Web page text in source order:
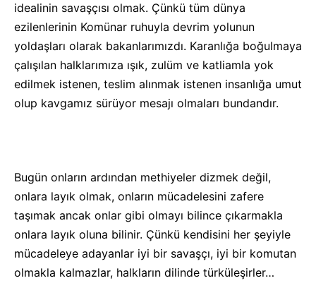
idealinin savaşçısı olmak. Çünkü tüm dünya
ezilenlerinin Komünar ruhuyla devrim yolunun
yoldaşları olarak bakanlarımızdı. Karanlığa boğulmaya
çalışılan halklarımıza ışık, zulüm ve katliamla yok
edilmek istenen, teslim alınmak istenen insanlığa umut
olup kavgamız sürüyor mesajı olmaları bundandır.
Bugün onların ardından methiyeler dizmek değil,
onlara layık olmak, onların mücadelesini zafere
taşımak ancak onlar gibi olmayı bilince çıkarmakla
onlara layık oluna bilinir. Çünkü kendisini her şeyiyle
mücadeleye adayanlar iyi bir savaşçı, iyi bir komutan
olmakla kalmazlar, halkların dilinde türküleşirler…